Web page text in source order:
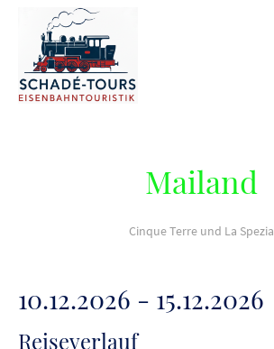
Mailand
Cinque Terre und La Spezia
10.12.2026 - 15.12.2026
Reiseverlauf